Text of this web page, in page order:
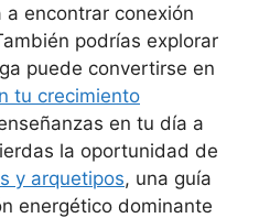
encontrar conexión
podrías explorar
puede convertirse en
tu crecimiento
en tu día a
la oportunidad de
y arquetipos, una guía
energético dominante